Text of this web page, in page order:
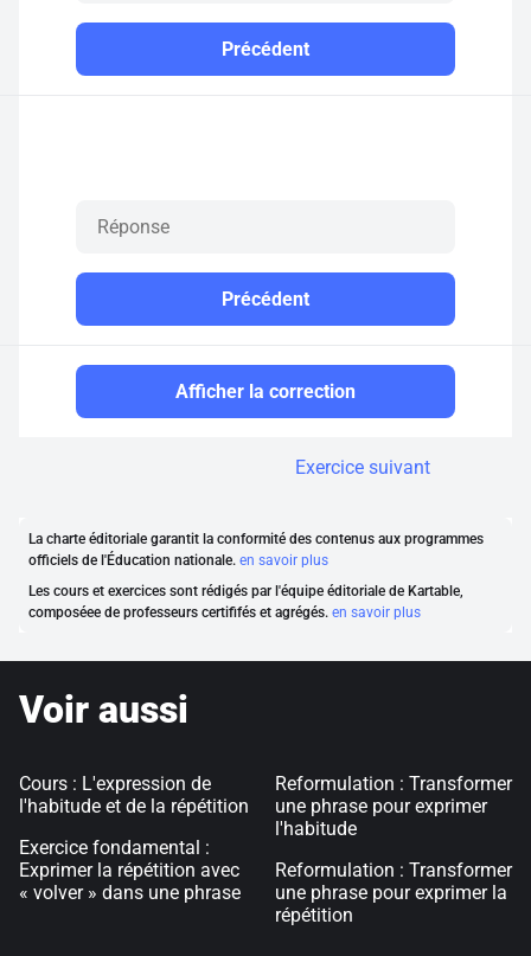
Précédent
Précédent
Afficher la correction
Exercice suivant
La charte éditoriale garantit la conformité des contenus aux programmes
officiels de l'Éducation nationale. en savoir plus
Les cours et exercices sont rédigés par l'équipe éditoriale de Kartable,
composéee de professeurs certififés et agrégés. en savoir plus
Voir aussi
Cours : L'expression de
l'habitude et de la répétition
Exercice fondamental :
Exprimer la répétition avec
« volver » dans une phrase
Reformulation : Transformer
une phrase pour exprimer
l'habitude
Reformulation : Transformer
une phrase pour exprimer la
répétition